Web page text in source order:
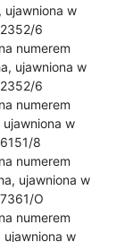
ujawniona w
6
numerem
ujawniona w
6
numerem
w
8
numerem
ujawniona w
O
numerem
w